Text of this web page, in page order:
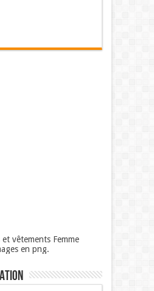
et vêtements Femme
en png.